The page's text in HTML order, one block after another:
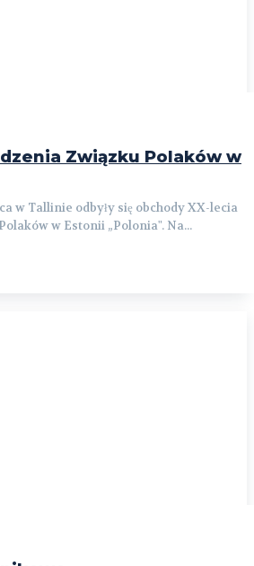
Związku Polaków w
w Tallinie odbyły się obchody XX-lecia
w Estonii „Polonia". Na...